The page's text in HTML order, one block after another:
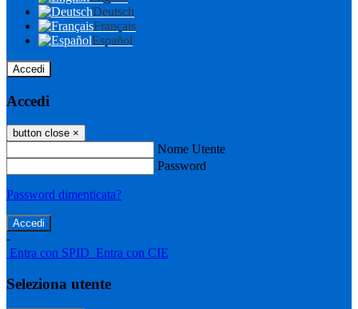
Deutsch
Français
Español
Accedi
Accedi
button close ×
Nome Utente
Password
Password dimenticata?
-
Entra con SPID Entra con CIE
Seleziona utente